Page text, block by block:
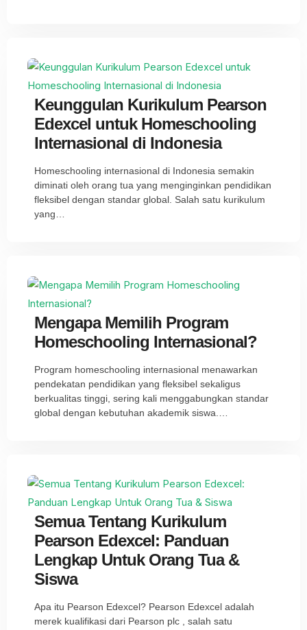
Keunggulan Kurikulum Pearson
Edexcel untuk Homeschooling
Internasional di Indonesia
Homeschooling internasional di Indonesia semakin
diminati oleh orang tua yang menginginkan pendidikan
fleksibel dengan standar global. Salah satu kurikulum
yang…
Mengapa Memilih Program
Homeschooling Internasional?
Program homeschooling internasional menawarkan
pendekatan pendidikan yang fleksibel sekaligus
berkualitas tinggi, sering kali menggabungkan standar
global dengan kebutuhan akademik siswa.…
Semua Tentang Kurikulum
Pearson Edexcel: Panduan
Lengkap Untuk Orang Tua &
Siswa
Apa itu Pearson Edexcel? Pearson Edexcel adalah
merek kualifikasi dari Pearson plc , salah satu